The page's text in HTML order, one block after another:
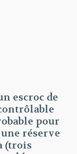
escroc de
pour
réserve
(trois